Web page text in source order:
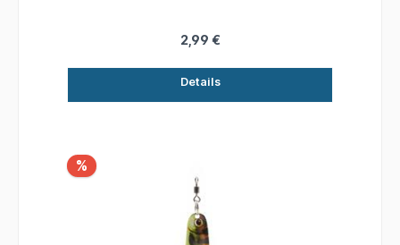
2,99 €
Details
%